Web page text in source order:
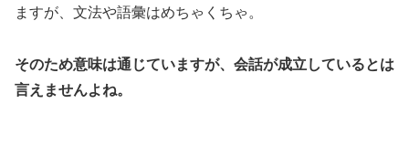
ますが、文法や語彙はめちゃくちゃ。
そのため意味は通じていますが、会話が成立しているとは
言えませんよね。